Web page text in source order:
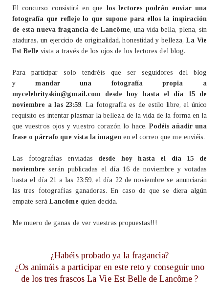
El concurso consistirá en que los lectores podrán enviar una
fotografía que refleje lo que supone para ellos la inspiración
de esta nueva fragancia de Lancôme, una vida bella, plena, sin
ataduras, un ejercicio de originalidad, honestidad y belleza,La Vie
Est Belle vista a través de los ojos de los lectores del blog.
Para participar solo tendréis que ser seguidores del blog
ymandar una fotografía propia a
mycelebrityskin@gmail.com desde hoy hasta el día 15 de
noviembre a las 23:59. La fotografía es de estilo libre, el único
requisito es intentar plasmar la belleza de la vida de la forma en la
que vuestros ojos y vuestro corazón lo hace.Podéis añadir una
frase o párrafo que vista la imagen en el correo que me enviéis.
Las fotografías enviadas desde hoy hasta el día 15 de
noviembre serán publicadas el día 16 de noviembre y votadas
hasta el día 21 a las 23:59, el día 22 de noviembre se anunciarán
las tres fotografías ganadoras. En caso de que se diera algún
empate seráLancôme quien decida.
Me muero de ganas de ver vuestras propuestas!!!
¿Habéis probado ya la fragancia?
¿Os animáis a participar en este reto y conseguir uno
de los tres frascos La Vie Est Belle de Lancôme ?